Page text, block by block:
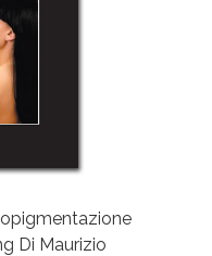
Di Maurizio